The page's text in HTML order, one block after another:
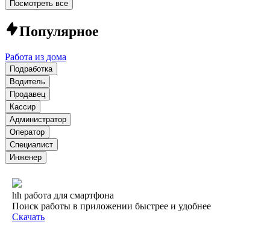
Посмотреть все
Популярное
Работа из дома
Подработка
Водитель
Продавец
Кассир
Администратор
Оператор
Специалист
Инженер
hh работа для смартфона
Поиск работы в приложении быстрее и удобнее
Скачать